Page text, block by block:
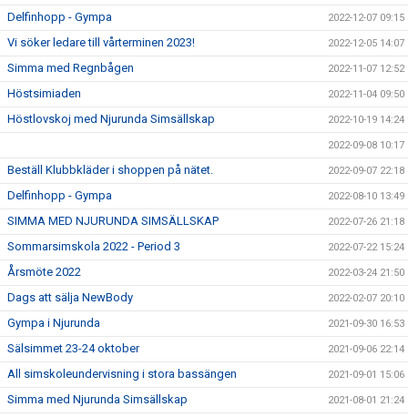
Delfinhopp - Gympa 2022-12-07 09:15
Vi söker ledare till vårterminen 2023! 2022-12-05 14:07
Simma med Regnbågen 2022-11-07 12:52
Höstsimiaden 2022-11-04 09:50
Höstlovskoj med Njurunda Simsällskap 2022-10-19 14:24
2022-09-08 10:17
Beställ Klubbkläder i shoppen på nätet. 2022-09-07 22:18
Delfinhopp - Gympa 2022-08-10 13:49
SIMMA MED NJURUNDA SIMSÄLLSKAP 2022-07-26 21:18
Sommarsimskola 2022 - Period 3 2022-07-22 15:24
Årsmöte 2022 2022-03-24 21:50
Dags att sälja NewBody 2022-02-07 20:10
Gympa i Njurunda 2021-09-30 16:53
Sälsimmet 23-24 oktober 2021-09-06 22:14
All simskoleundervisning i stora bassängen 2021-09-01 15:06
Simma med Njurunda Simsällskap 2021-08-01 21:24